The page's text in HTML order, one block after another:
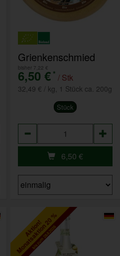
Grienkenschmied
bisher 7,22 €
6,50 € * / Stk
32,49 € / kg, 1 Stück ca. 200g
Stück
6,50 €
Aktion!
Monatsaktion 20 %
bis zum 28.8.2026